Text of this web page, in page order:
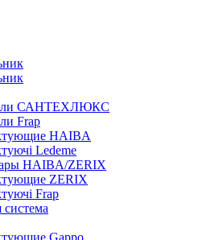
САНТЕХЛЮКС
Frap
HAIBA
Ledeme
HAIBA/ZERIX
ZERIX
Frap
Gappo